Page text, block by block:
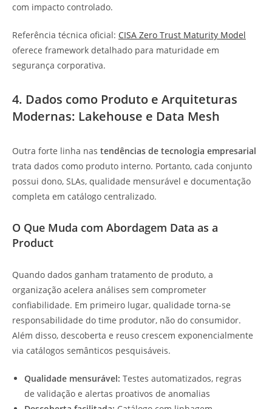
com impacto controlado.
Referência técnica oficial: CISA Zero Trust Maturity Model
oferece framework detalhado para maturidade em
segurança corporativa.
4. Dados como Produto e Arquiteturas
Modernas: Lakehouse e Data Mesh
Outra forte linha nas tendências de tecnologia empresarial
trata dados como produto interno. Portanto, cada conjunto
possui dono, SLAs, qualidade mensurável e documentação
completa em catálogo centralizado.
O Que Muda com Abordagem Data as a
Product
Quando dados ganham tratamento de produto, a
organização acelera análises sem comprometer
confiabilidade. Em primeiro lugar, qualidade torna-se
responsabilidade do time produtor, não do consumidor.
Além disso, descoberta e reuso crescem exponencialmente
via catálogos semânticos pesquisáveis.
Qualidade mensurável: Testes automatizados, regras
de validação e alertas proativos de anomalias